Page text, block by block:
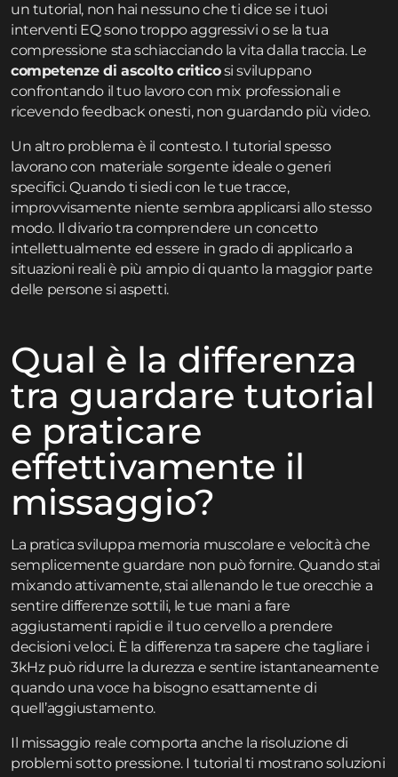
un tutorial, non hai nessuno che ti dice se i tuoi
interventi EQ sono troppo aggressivi o se la tua
compressione sta schiacciando la vita dalla traccia. Le
competenze di ascolto criticosi sviluppano
confrontando il tuo lavoro con mix professionali e
ricevendo feedback onesti, non guardando più video.
Un altro problema è il contesto. I tutorial spesso
lavorano con materiale sorgente ideale o generi
specifici. Quando ti siedi con le tue tracce,
improvvisamente niente sembra applicarsi allo stesso
modo. Il divario tra comprendere un concetto
intellettualmente ed essere in grado di applicarlo a
situazioni reali è più ampio di quanto la maggior parte
delle persone si aspetti.
Qual è la differenza
tra guardare tutorial
e praticare
effettivamente il
missaggio?
La pratica sviluppa memoria muscolare e velocità che
semplicemente guardare non può fornire. Quando stai
mixando attivamente, stai allenando le tue orecchie a
sentire differenze sottili, le tue mani a fare
aggiustamenti rapidi e il tuo cervello a prendere
decisioni veloci. È la differenza tra sapere che tagliare i
3kHz può ridurre la durezza e sentire istantaneamente
quando una voce ha bisogno esattamente di
quell’aggiustamento.
Il missaggio reale comporta anche la risoluzione di
problemi sotto pressione. I tutorial ti mostrano soluzioni